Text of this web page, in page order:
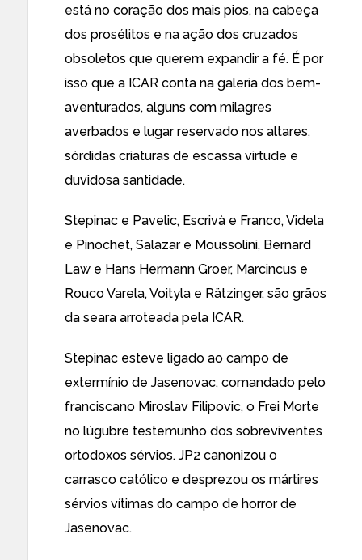
está no coração dos mais pios, na cabeça
dos prosélitos e na ação dos cruzados
obsoletos que querem expandir a fé. É por
isso que a ICAR conta na galeria dos bem-
aventurados, alguns com milagres
averbados e lugar reservado nos altares,
sórdidas criaturas de escassa virtude e
duvidosa santidade.
Stepinac e Pavelic, Escrivà e Franco, Videla
e Pinochet, Salazar e Moussolini, Bernard
Law e Hans Hermann Groer, Marcincus e
Rouco Varela, Voityla e Rätzinger, são grãos
da seara arroteada pela ICAR.
Stepinac esteve ligado ao campo de
extermínio de Jasenovac, comandado pelo
franciscano Miroslav Filipovic, o Frei Morte
no lúgubre testemunho dos sobreviventes
ortodoxos sérvios. JP2 canonizou o
carrasco católico e desprezou os mártires
sérvios vítimas do campo de horror de
Jasenovac.